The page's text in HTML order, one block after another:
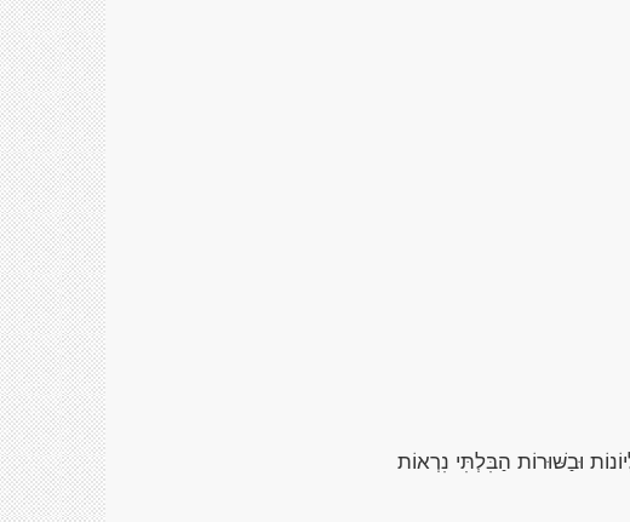
וּבַשּׁוּרוֹת הַבִּלְתִּי נִרְאוֹת